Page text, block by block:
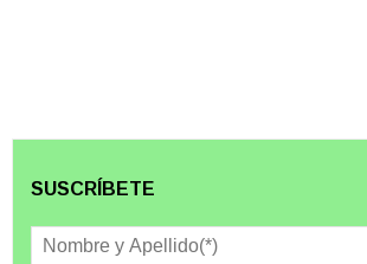
SUSCRÍBETE